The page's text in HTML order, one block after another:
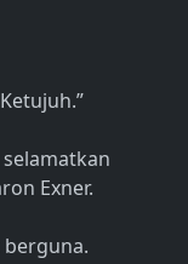
Exner.